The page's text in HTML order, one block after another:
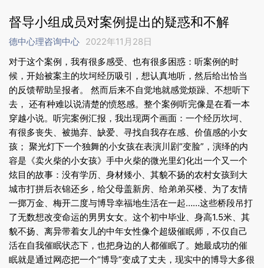
督导小组成员对案例提出的疑惑和不解
德中心理咨询中心 2022年11月28日
对于这个案例，我有很多感受、也有很多困惑：听案例的时
候，开始被案主的坎坷经历吸引，想认真地听，然后给出恰当
的反馈帮助呈报者。 然而后来不自觉地就感觉烦躁、不想听下
去， 还有种难以说清楚的愤怒感。整个案例听完像是在看一本
穿越小说。听完案例汇报，我出现两个画面：一个经历坎坷、
有很多丧失、被抛弃、缺爱、寻找自我存在感、价值感的小女
孩； 聚光灯下一个独舞的小女孩在表演川剧“变脸”，演绎的内
容是《卖火柴的小女孩》手中火柴的微光里幻化出一个又一个
炫目的故事：没有学历、身材矮小、其貌不扬的农村女孩到大
城市打拼后衣锦还乡，给父母盖新房、给弟弟买楼、为了友情
一掷万金、梅开二度与博导幸福地生活在一起……这些桥段吊打
了无数想改变命运的男男女女。这个初中毕业、身高1.5米、其
貌不扬、离异带着女儿的中年女性像个超级催眠师，不仅自己
活在自我催眠状态下，也把身边的人都催眠了。她最成功的催
眠就是通过网恋把一个“博导”变成了丈夫，现实中的博导大多很